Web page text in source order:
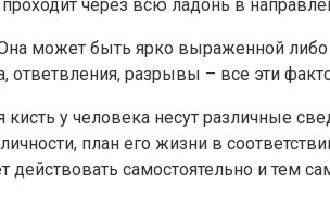
через всю ладонь в
может быть ярко выраженной
ответвления, разрывы – все эти
у человека несут различные
план его жизни в
самостоятельно и тем